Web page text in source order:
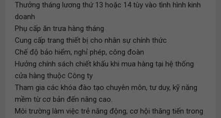
Thưởng tháng lương thứ 13 hoặc 14 tùy vào tình hình kinh
doanh
Phụ cấp ăn trưa hàng tháng
Cung cấp trang thiết bị cho nhân sự chính thức
Chế độ bảo hiểm, nghỉ phép, công đoàn
Hưởng chính sách chiết khấu khi mua hàng tại hệ thống
cửa hàng thuộc Công ty
Tham gia các khóa đào tạo chuyên môn, tư duy, kỹ năng
mềm từ cơ bản đến nâng cao.
Môi trường làm việc trẻ năng động, cơ hội thăng tiến trong